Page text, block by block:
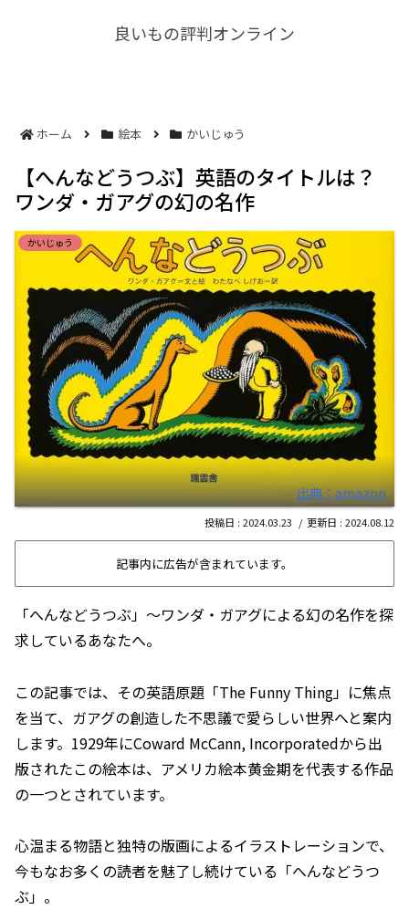
良いもの評判オンライン
ホーム 絵本 かいじゅう
【へんなどうつぶ】英語のタイトルは？
ワンダ・ガアグの幻の名作
かいじゅう
出典：amazon
2024.03.23 2024.08.12
記事内に広告が含まれています。
「へんなどうつぶ」～ワンダ・ガアグによる幻の名作を探
求しているあなたへ。
この記事では、その英語原題「The Funny Thing」に焦点
を当て、ガアグの創造した不思議で愛らしい世界へと案内
します。1929年にCoward McCann, Incorporatedから出
版されたこの絵本は、アメリカ絵本黄金期を代表する作品
の一つとされています。
心温まる物語と独特の版画によるイラストレーションで、
今もなお多くの読者を魅了し続けている「へんなどうつ
ぶ」。